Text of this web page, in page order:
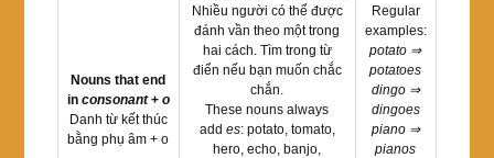
Nouns that end
in consonant+ o
Danh từ kết thúc
bằng phụ âm + o
Nhiều người có thể được
đánh vần theo một trong
hai cách. Tìm trong từ
điển nếu bạn muốn chắc
chắn.
These nouns always
add es: potato, tomato,
hero, echo, banjo,
Regular
examples:
potato ⇒
potatoes
dingo ⇒
dingoes
piano ⇒
pianos